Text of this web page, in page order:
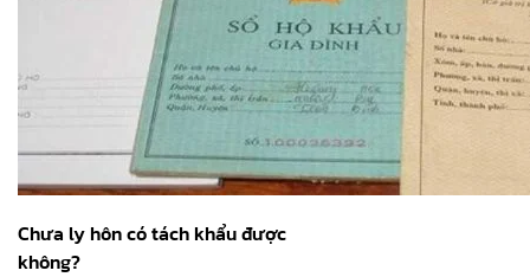
Chưa ly hôn có tách khẩu được
không?